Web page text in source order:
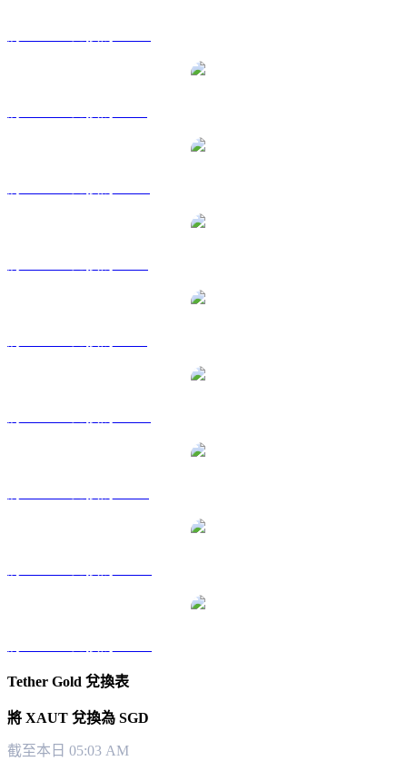
Tether Gold 兌換表
將 XAUT 兌換為 SGD
截至本日 05:03 AM